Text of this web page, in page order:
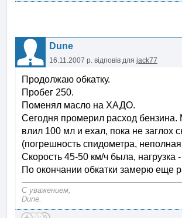
Dune
16.11.2007 р. відповів для jack77
Продолжаю обкатку.
Пробег 250.
Поменял масло на ХАДО.
Сегодня промерил расход бензина.
влил 100 мл и ехал, пока не заглох
(погрешность спидометра,
Скорость 45-50 км/ч была, нагрузка
По окончании обкатки замерю еще
С уважением,
Dune.